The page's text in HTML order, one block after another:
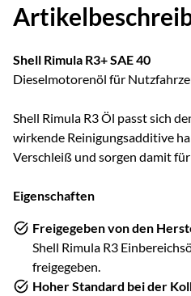
Shell Rimula R3+ SAE 40
Dieselmotorenöl für
Shell Rimula R3 Öl passt sich
wirkende Reinigungsadditive
Verschleiß und sorgen damit
Eigenschaften
Freigegeben von den
Shell Rimula R3
freigegeben.
Hoher Standard bei der